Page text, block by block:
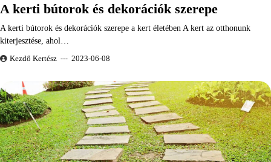
A kerti bútorok és dekorációk szerepe
A kerti bútorok és dekorációk szerepe a kert életében A kert az otthonunk
kiterjesztése, ahol…
Kezdő Kertész 2023-06-08